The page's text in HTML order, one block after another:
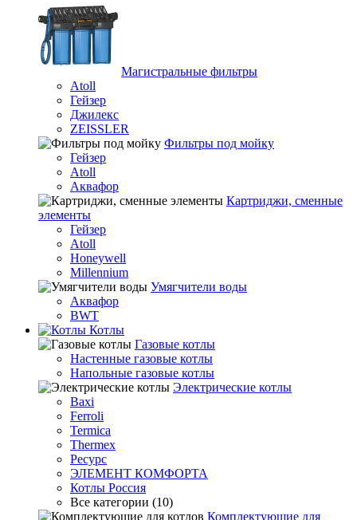
Магистральные фильтры
Atoll
Гейзер
Джилекс
ZEISSLER
Фильтры под мойку
Гейзер
Atoll
Аквафор
Картриджи, сменные
элементы
Гейзер
Atoll
Honeywell
Millennium
Умягчители воды
Аквафор
BWT
Котлы
Гaзовые котлы
Настенные газовые котлы
Напольные газовые котлы
Электрические котлы
Baxi
Ferroli
Termica
Thermex
Ресурс
ЭЛЕМЕНТ КОМФОРТА
Котлы Россия
Все категории (10)
Комплектующие для